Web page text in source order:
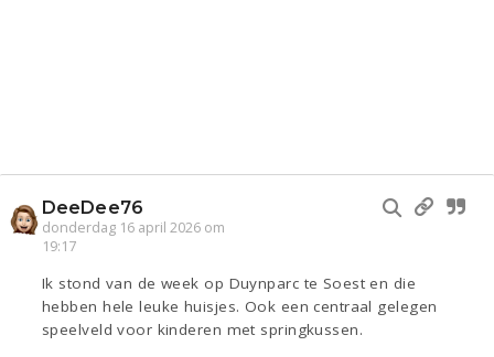
DeeDee76
donderdag 16 april 2026 om
19:17
Ik stond van de week op Duynparc te Soest en die
hebben hele leuke huisjes. Ook een centraal gelegen
speelveld voor kinderen met springkussen.